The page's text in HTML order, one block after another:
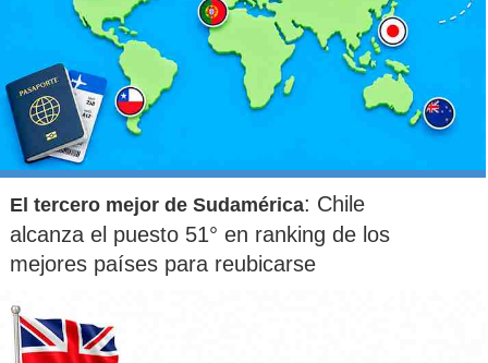
El tercero mejor de Sudamérica: Chile
alcanza el puesto 51° en ranking de los
mejores países para reubicarse